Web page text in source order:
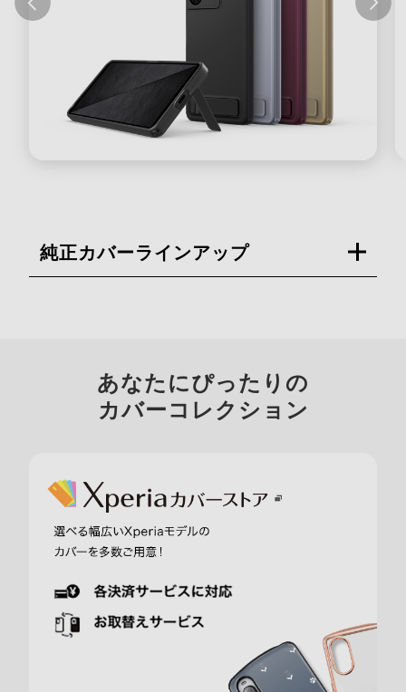
純正カバーラインアップ
あなたにぴったりの
カバーコレクション